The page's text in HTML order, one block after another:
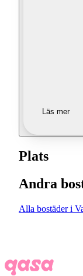
Läs mer
Plats
Andra
Alla bostäder i